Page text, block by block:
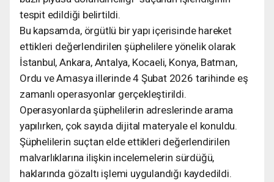
tespit edildiği belirtildi.
Bu kapsamda, örgütlü bir yapı içerisinde hareket
ettikleri değerlendirilen şüphelilere yönelik olarak
İstanbul, Ankara, Antalya, Kocaeli, Konya, Batman,
Ordu ve Amasya illerinde 4 Şubat 2026 tarihinde eş
zamanlı operasyonlar gerçekleştirildi.
Operasyonlarda şüphelilerin adreslerinde arama
yapılırken, çok sayıda dijital materyale el konuldu.
Şüphelilerin suçtan elde ettikleri değerlendirilen
malvarlıklarına ilişkin incelemelerin sürdüğü,
haklarında gözaltı işlemi uygulandığı kaydedildi.